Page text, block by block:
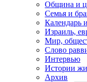
Община и
Семья и
Календарь
Израиль,
Мир,
Слово
Интервью
Истории
Архив